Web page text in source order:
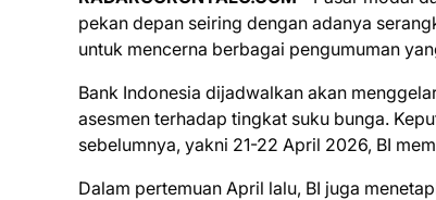
pekan depan seiring dengan adanya
untuk mencerna berbagai pengumuman
Bank Indonesia dijadwalkan akan
asesmen terhadap tingkat suku bunga.
sebelumnya, yakni 21-22 April 2026, BI
Dalam pertemuan April lalu, BI juga